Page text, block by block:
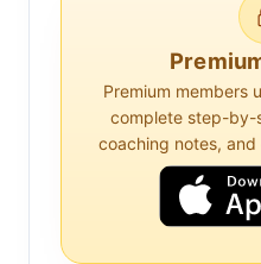
Pour commencer,
caractérisent par
plénitude ou de
souvent
visible. Il est
que, bien que des
occasionnels
Premium members
complete step-by-
coaching notes,